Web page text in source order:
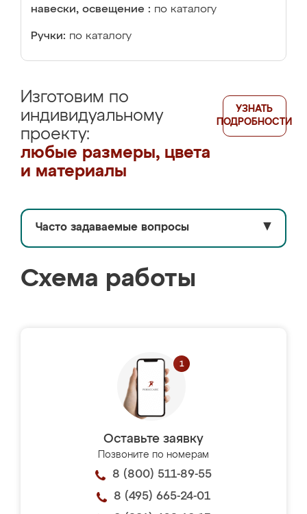
навески, освещение : по каталогу
Ручки: по каталогу
Изготовим по
индивидуальному
проекту:
любые размеры, цвета
и материалы
УЗНАТЬ
ПОДРОБНОСТИ
Часто задаваемые вопросы ▼
Схема работы
Оставьте заявку
Позвоните по номерам
8 (800) 511-89-55
8 (495) 665-24-01